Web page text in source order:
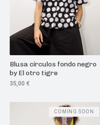
Blusa círculos fondo negro
by El otro tigre
35,00 €
COMING SOON